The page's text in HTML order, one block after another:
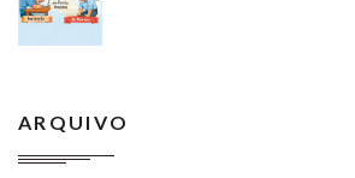
ARQUIVO